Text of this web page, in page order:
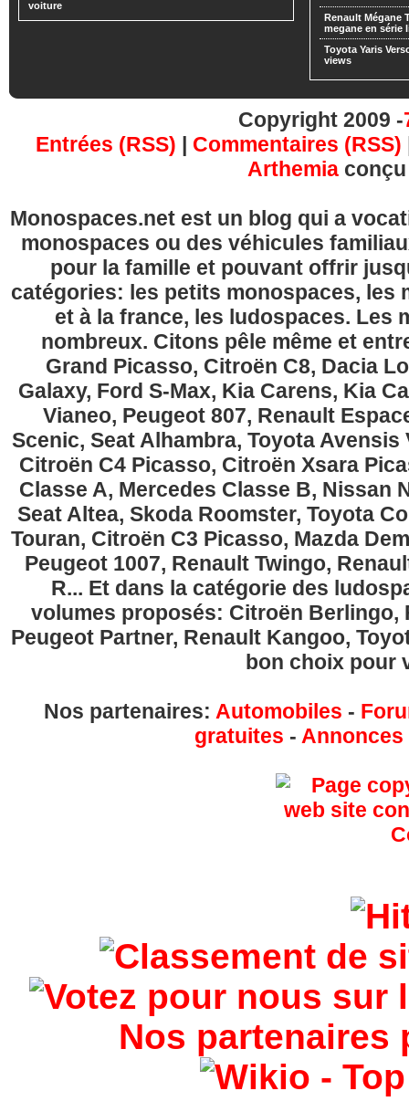
voiture
Renault Mégane
megane en série
Toyota Yaris
views
Copyright 2009 -
Entrées (RSS) | Commentaires (RSS)
Arthemia
Monospaces.net est un blog qui a
monospaces ou des véhicules
pour la famille et pouvant offrir
catégories: les petits monospaces, les
et à la france, les ludospaces. Les
nombreux. Citons pêle même et
Grand Picasso, Citroën C8, Dacia
Galaxy, Ford S-Max, Kia Carens, Kia
Vianeo, Peugeot 807, Renault
Scenic, Seat Alhambra, Toyota
Citroën C4 Picasso, Citroën Xsara
Classe A, Mercedes Classe B, Nissan
Seat Altea, Skoda Roomster, Toyota
Touran, Citroën C3 Picasso, Mazda
Peugeot 1007, Renault Twingo,
R... Et dans la catégorie des
volumes proposés: Citroën Berlingo,
Peugeot Partner, Renault Kangoo,
bon choix pour
Nos partenaires: Automobiles -
gratuites -
Nos partenaires